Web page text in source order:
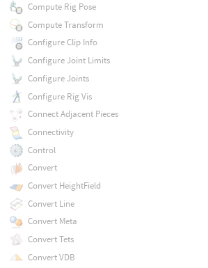
Compute Rig Pose
Compute Transform
Configure Clip Info
Configure Joint Limits
Configure Joints
Configure Rig Vis
Connect Adjacent Pieces
Connectivity
Control
Convert
Convert HeightField
Convert Line
Convert Meta
Convert Tets
Convert VDB